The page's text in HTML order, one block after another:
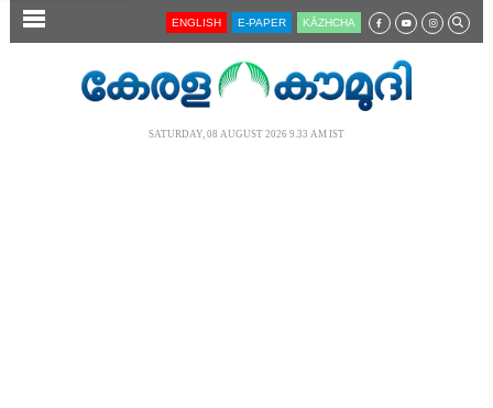
SECTIONS ENGLISH E-PAPER KĀZHCHA
SATURDAY, 08 AUGUST 2026 9.33 AM IST